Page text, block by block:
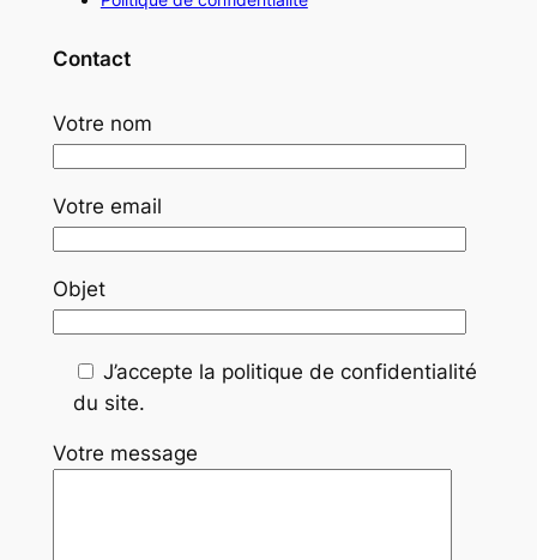
Contact
Votre nom
Votre email
Objet
J’accepte la politique de confidentialité
du site.
Votre message